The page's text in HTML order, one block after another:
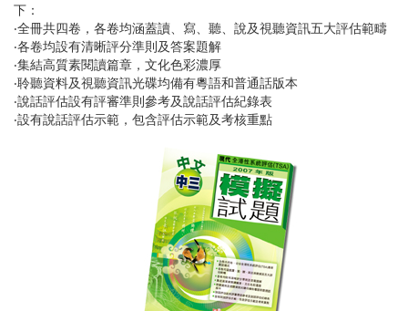
下：
‧全冊共四卷，各卷均涵蓋讀、寫、聽、說及視聽資訊五大評估範疇
‧各卷均設有清晰評分準則及答案題解
‧集結高質素閱讀篇章，文化色彩濃厚
‧聆聽資料及視聽資訊光碟均備有粵語和普通話版本
‧說話評估設有評審準則參考及說話評估紀錄表
‧設有說話評估示範，包含評估示範及考核重點